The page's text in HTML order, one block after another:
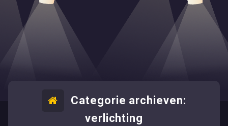
Categorie archieven:
verlichting